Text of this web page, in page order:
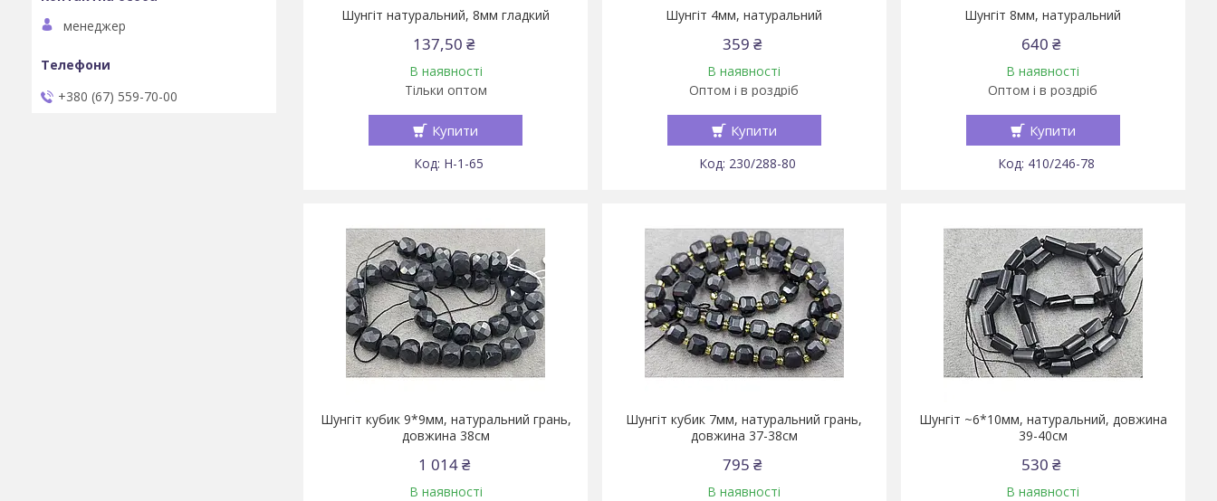
Шунгіт натуральний, 8мм гладкий
137,50 ₴
В наявності
Тільки оптом
Купити
Н-1-65
Шунгіт 4мм, натуральний
359 ₴
В наявності
Оптом і в роздріб
Купити
230/288-80
Шунгіт 8мм, натуральний
640 ₴
В наявності
Оптом і в роздріб
Купити
410/246-78
Шунгіт кубик 9*9мм, натуральний грань,
довжина 38см
1 014 ₴
В наявності
Шунгіт кубик 7мм, натуральний грань,
довжина 37-38см
795 ₴
В наявності
Шунгіт ~6*10мм, натуральний, довжина
39-40см
530 ₴
В наявності
менеджер
+380 (67) 559-70-00